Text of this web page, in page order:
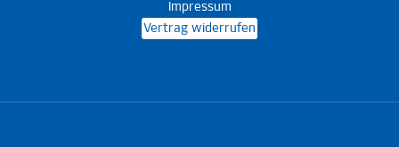
Impressum
Vertrag widerrufen